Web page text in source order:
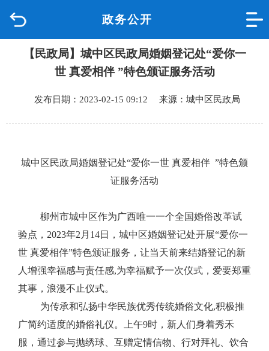
政务公开
品质城中
政府信息公开
数据专题
【民政局】城中区民政局婚姻登记处“爱你一
世 真爱相伴 ”特色颁证服务活动
发布日期：2023-02-15 09:12 来源：城中区民政局
城中区民政局婚姻登记处“爱你一世 真爱相伴 ”特色颁
证服务活动
柳州市城中区作为广西唯一一个全国婚俗改革试
验点，2023年2月14日，城中区婚姻登记处开展“爱你一
世 真爱相伴”特色颁证服务，让当天前来结婚登记的新
人增强幸福感与责任感,为幸福赋予一次仪式， 爱要郑重
其事，浪漫不止仪式。
为传承和弘扬中华民族优秀传统婚俗文化,积极推
广简约适度的婚俗礼仪。上午9时，新人们身着秀禾
服，通过参与抛绣球、互赠定情信物、行对拜礼、饮合